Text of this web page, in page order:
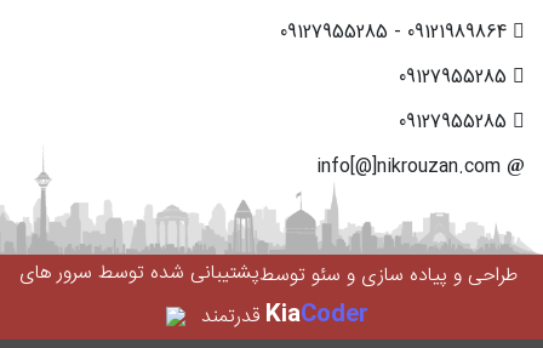
طراحی و پیاده سازی و سئو توسط
KiaCoder
پشتیبانی شده توسط سرور های
قدرتمند